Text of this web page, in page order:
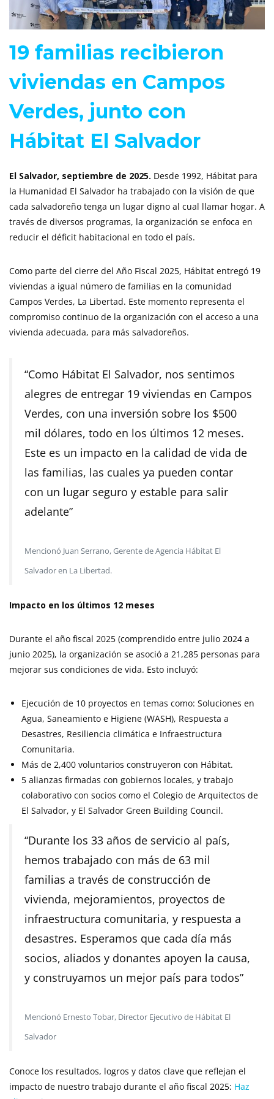
19 familias recibieron
viviendas en Campos
Verdes, junto con
Hábitat El Salvador
El Salvador, septiembre de 2025. Desde 1992, Hábitat para
la Humanidad El Salvador ha trabajado con la visión de que
cada salvadoreño tenga un lugar digno al cual llamar hogar. A
través de diversos programas, la organización se enfoca en
reducir el déficit habitacional en todo el país.
Como parte del cierre del Año Fiscal 2025, Hábitat entregó 19
viviendas a igual número de familias en la comunidad
Campos Verdes, La Libertad. Este momento representa el
compromiso continuo de la organización con el acceso a una
vivienda adecuada, para más salvadoreños.
“Como Hábitat El Salvador, nos sentimos
alegres de entregar 19 viviendas en Campos
Verdes, con una inversión sobre los $500
mil dólares, todo en los últimos 12 meses.
Este es un impacto en la calidad de vida de
las familias, las cuales ya pueden contar
con un lugar seguro y estable para salir
adelante”
Mencionó Juan Serrano, Gerente de Agencia Hábitat El
Salvador en La Libertad.
Impacto en los últimos 12 meses
Durante el año fiscal 2025 (comprendido entre julio 2024 a
junio 2025), la organización se asoció a 21,285 personas para
mejorar sus condiciones de vida. Esto incluyó:
Ejecución de 10 proyectos en temas como: Soluciones en
Agua, Saneamiento e Higiene (WASH), Respuesta a
Desastres, Resiliencia climática e Infraestructura
Comunitaria.
Más de 2,400 voluntarios construyeron con Hábitat.
5 alianzas firmadas con gobiernos locales, y trabajo
colaborativo con socios como el Colegio de Arquitectos de
El Salvador, y El Salvador Green Building Council.
“Durante los 33 años de servicio al país,
hemos trabajado con más de 63 mil
familias a través de construcción de
vivienda, mejoramientos, proyectos de
infraestructura comunitaria, y respuesta a
desastres. Esperamos que cada día más
socios, aliados y donantes apoyen la causa,
y construyamos un mejor país para todos”
Mencionó Ernesto Tobar, Director Ejecutivo de Hábitat El
Salvador
Conoce los resultados, logros y datos clave que reflejan el
impacto de nuestro trabajo durante el año fiscal 2025: Haz